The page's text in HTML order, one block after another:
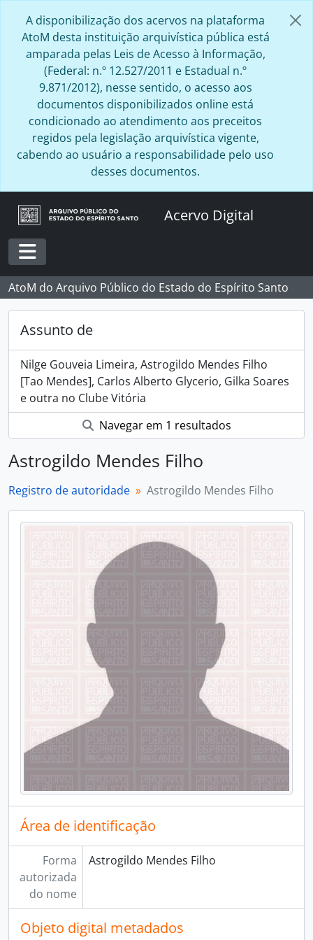
A disponibilização dos acervos na plataforma
AtoM desta instituição arquivística pública está
amparada pelas Leis de Acesso à Informação,
(Federal: n.º 12.527/2011 e Estadual n.º
9.871/2012), nesse sentido, o acesso aos
documentos disponibilizados online está
condicionado ao atendimento aos preceitos
regidos pela legislação arquivística vigente,
cabendo ao usuário a responsabilidade pelo uso
desses documentos.
Acervo Digital
Toggle navigation
AtoM do Arquivo Público do Estado do Espírito Santo
Assunto de
Nilge Gouveia Limeira, Astrogildo Mendes Filho
[Tao Mendes], Carlos Alberto Glycerio, Gilka Soares
e outra no Clube Vitória
Navegar em 1 resultados
Astrogildo Mendes Filho
Registro de autoridade Astrogildo Mendes Filho
Área de identificação
Forma
autorizada
do nome
Astrogildo Mendes Filho
Objeto digital metadados